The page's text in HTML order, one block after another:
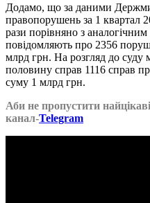
Додамо, що за даними
правопорушень за 1 квартал
рази порівняно з
повідомляють про 2356
млрд грн. На розгляд до
половину справ 1116 справ
суму 1 млрд грн.
Аби не пропустити
канал-Telegram